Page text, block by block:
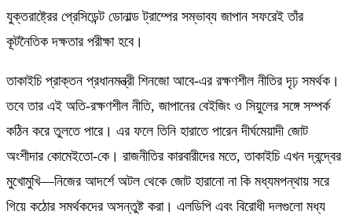
যুক্তরাষ্ট্রের প্রেসিডেন্ট ডোনাল্ড ট্রাম্পের সম্ভাব্য জাপান সফরেই তাঁর
কূটনৈতিক দক্ষতার পরীক্ষা হবে।
তাকাইচি প্রাক্তন প্রধানমন্ত্রী শিনজো আবে-এর রক্ষণশীল নীতির দৃঢ় সমর্থক।
তবে তার এই অতি-রক্ষণশীল নীতি, জাপানের বেইজিং ও সিয়ুলের সঙ্গে সম্পর্ক
কঠিন করে তুলতে পারে। এর ফলে তিনি হারাতে পারেন দীর্ঘমেয়াদী জোট
অংশীদার কোমেইতো-কে। রাজনীতির কারবারীদের মতে, তাকাইচি এখন দ্বন্দ্বের
মুখোমুখি—নিজের আদর্শে অটল থেকে জোট হারানো না কি মধ্যমপন্থায় সরে
গিয়ে কঠোর সমর্থকদের অসন্তুষ্ট করা। এলডিপি এবং বিরোধী দলগুলো মধ্য